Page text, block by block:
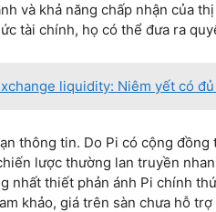
và khả năng chấp nhận của
tài chính, họ có thể đưa ra
liquidity: Niêm yết có
thông tin. Do Pi có cộng đồng
lược thường lan truyền
nhất thiết phản ánh Pi chính
khảo, giá trên sàn chưa hỗ